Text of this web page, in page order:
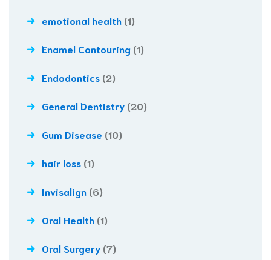
emotional health (1)
Enamel Contouring (1)
Endodontics (2)
General Dentistry (20)
Gum Disease (10)
hair loss (1)
Invisalign (6)
Oral Health (1)
Oral Surgery (7)